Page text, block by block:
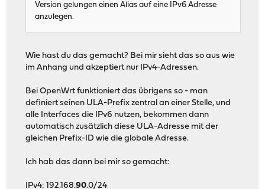
Version gelungen einen Alias auf eine IPv6 Adresse
anzulegen.
Wie hast du das gemacht? Bei mir sieht das so aus wie
im Anhang und akzeptiert nur IPv4-Adressen.
Bei OpenWrt funktioniert das übrigens so - man
definiert seinen ULA-Prefix zentral an einer Stelle, und
alle Interfaces die IPv6 nutzen, bekommen dann
automatisch zusätzlich diese ULA-Adresse mit der
gleichen Prefix-ID wie die globale Adresse.
Ich hab das dann bei mir so gemacht:
IPv4: 192.168.90.0/24